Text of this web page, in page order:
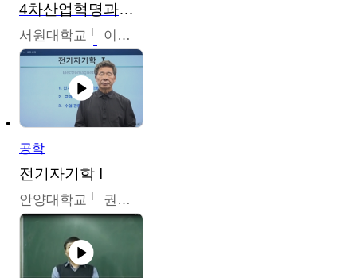
4차산업혁명과우리의미래
서원대학교 이병권
공학
전기자기학 I
안양대학교 권원현